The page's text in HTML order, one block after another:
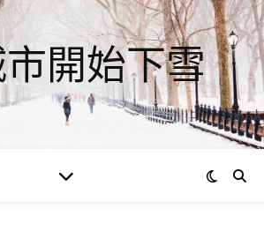
開始下雪